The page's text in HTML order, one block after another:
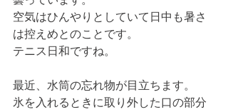
空気はひんやりとしていて日中も暑さ
は控えめとのことです。
テニス日和ですね。
最近、水筒の忘れ物が目立ちます。
氷を入れるときに取り外した口の部分